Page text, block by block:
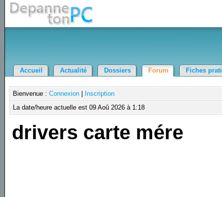
Accueil Actualité Dossiers Forum Fiches
Bienvenue :Connexion
Inscription
La date/heure actuelle est 09 Aoû 2026 à 1:18
drivers carte mére